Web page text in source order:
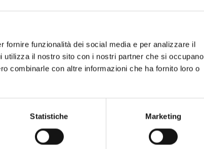
fornire funzionalità dei social media e per analizzare il
il nostro sito con i nostri partner che si occupano
combinarle con altre informazioni che ha fornito loro o
Statistiche Marketing